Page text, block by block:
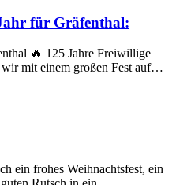
für Gräfenthal:
🔥 125 Jahre Freiwillige
mit einem großen Fest auf…
ein frohes Weihnachtsfest, ein